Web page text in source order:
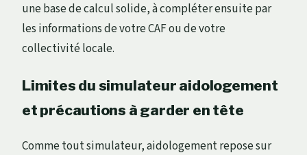
une base de calcul solide, à compléter ensuite par
les informations de votre CAF ou de votre
collectivité locale.
Limites du simulateur aidologement
et précautions à garder en tête
Comme tout simulateur, aidologement repose sur